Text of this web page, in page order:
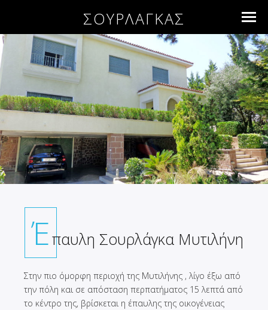
ΣΟΥΡΛΑΓΚΑΣ
Έπαυλη Σουρλάγκα Μυτιλήνη
Στην πιο όμορφη περιοχή της Μυτιλήνης , λίγο έξω από
την πόλη και σε απόσταση περπατήματος 15 λεπτά από
το κέντρο της, βρίσκεται η έπαυλης της οικογένειας